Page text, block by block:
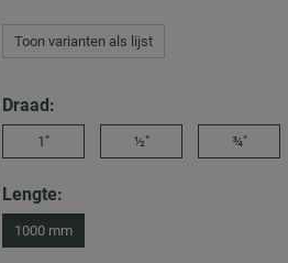
Toon varianten als lijst
Draad:
1″ ½″ ¾″
Lengte:
1000 mm